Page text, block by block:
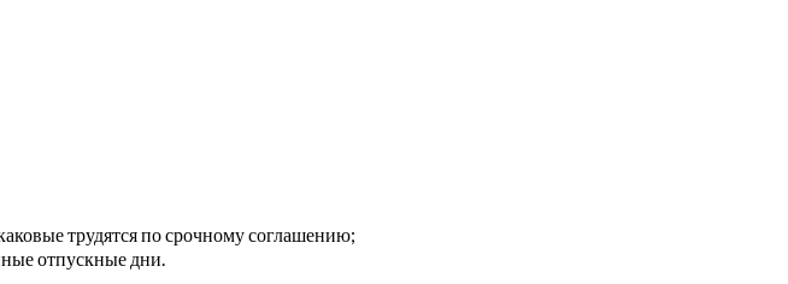
трудятся по срочному соглашению;
отпускные дни.